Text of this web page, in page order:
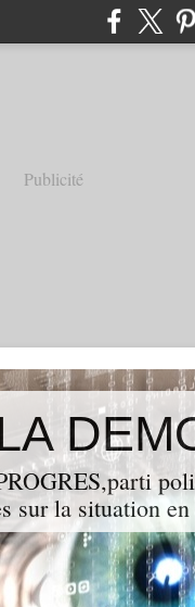
Publicité
sur la situation